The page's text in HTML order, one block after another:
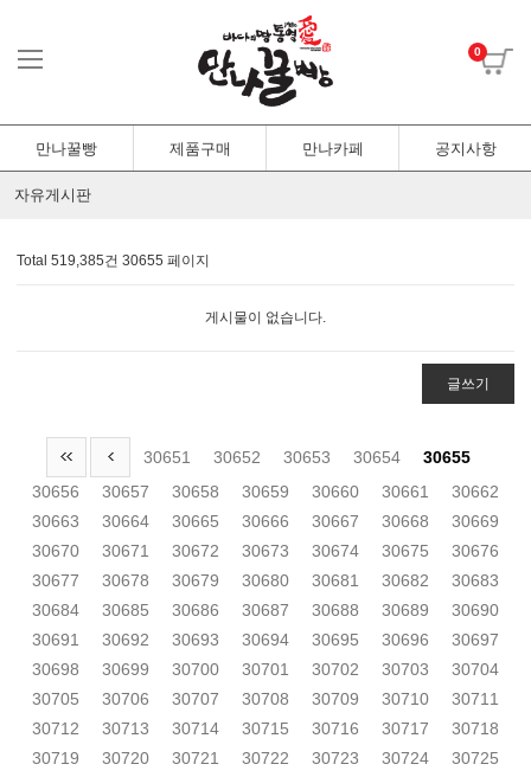
0
만나꿀빵 제품구매 만나카페 공지사항
자유게시판
Total 519,385건 30655 페이지
게시물이 없습니다.
글쓰기
30651 30652 30653 30654
30655
30656
30657 30658 30659 30660 30661
30662
30663
30664 30665 30666 30667 30668
30669
30670
30671 30672 30673 30674 30675
30676
30677
30678 30679 30680 30681 30682
30683
30684
30685 30686 30687 30688 30689
30690
30691
30692 30693 30694 30695 30696
30697
30698
30699 30700 30701 30702 30703
30704
30705
30706 30707 30708 30709 30710
30711
30712
30713 30714 30715 30716 30717
30718
30719
30720 30721 30722 30723 30724
30725